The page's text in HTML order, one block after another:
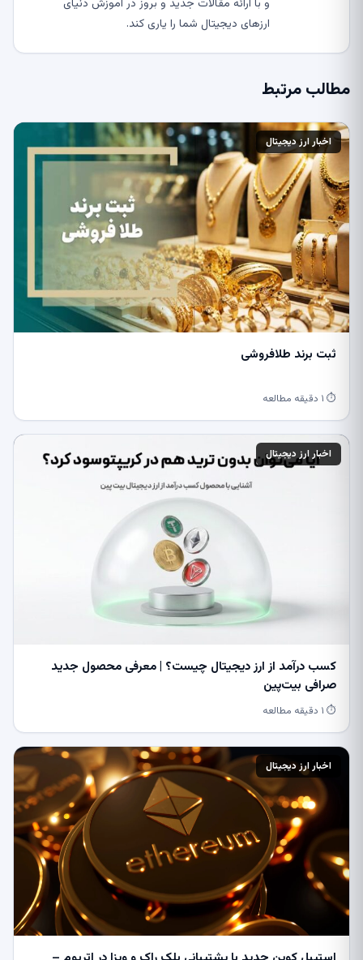
و با ارائه مقالات جدید و بروز در آموزش دنیای
ارزهای دیجیتال شما را یاری کند.
مطالب مرتبط
اخبار ارز دیجیتال
ثبت برند طلافروشی
⏱ ۱ دقیقه مطالعه
اخبار ارز دیجیتال
کسب درآمد از ارز دیجیتال چیست؟ | معرفی محصول جدید
صرافی بیت‌پین
⏱ ۱ دقیقه مطالعه
اخبار ارز دیجیتال